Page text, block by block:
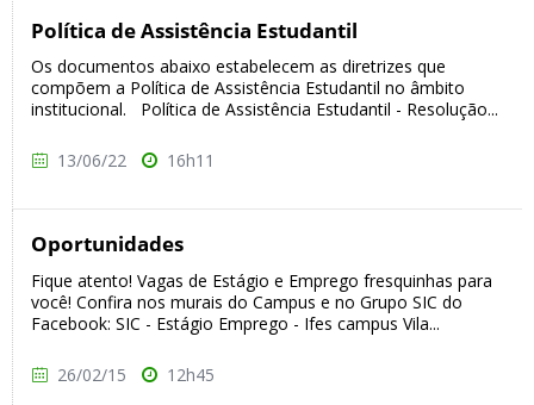
Política de Assistência Estudantil
Os documentos abaixo estabelecem as diretrizes que
compõem a Política de Assistência Estudantil no âmbito
institucional. Política de Assistência Estudantil - Resolução...
13/06/22 16h11
Oportunidades
Fique atento! Vagas de Estágio e Emprego fresquinhas para
você! Confira nos murais do Campus e no Grupo SIC do
Facebook: SIC - Estágio Emprego - Ifes campus Vila...
26/02/15 12h45